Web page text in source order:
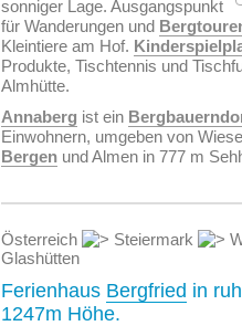
sonniger Lage. Ausgangspunkt
für Wanderungen und
Kleintiere am Hof.
Produkte, Tischtennis und
Almhütte.
Annaberg ist ein
Einwohnern, umgeben von
Bergen und Almen in 777 m
Österreich Steiermark
Glashütten
Ferienhaus Bergfried in
1247m Höhe.